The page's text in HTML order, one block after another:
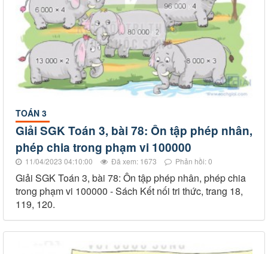
TOÁN 3
Giải SGK Toán 3, bài 78: Ôn tập phép nhân,
phép chia trong phạm vi 100000
11/04/2023 04:10:00 Đã xem: 1673 Phản hồi: 0
Giải SGK Toán 3, bài 78: Ôn tập phép nhân, phép chia
trong phạm vi 100000 - Sách Kết nối tri thức, trang 18,
119, 120.